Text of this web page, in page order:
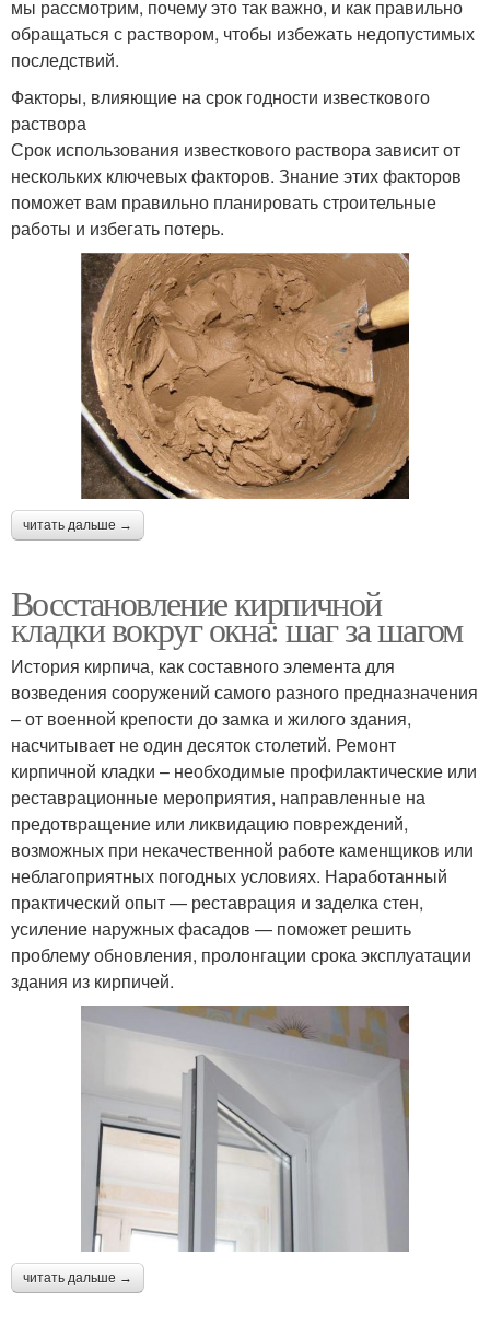
мы рассмотрим, почему это так важно, и как правильно
обращаться с раствором, чтобы избежать недопустимых
последствий.
Факторы, влияющие на срок годности известкового
раствора
Срок использования известкового раствора зависит от
нескольких ключевых факторов. Знание этих факторов
поможет вам правильно планировать строительные
работы и избегать потерь.
читать дальше →
Восстановление кирпичной
кладки вокруг окна: шаг за шагом
История кирпича, как составного элемента для
возведения сооружений самого разного предназначения
– от военной крепости до замка и жилого здания,
насчитывает не один десяток столетий. Ремонт
кирпичной кладки – необходимые профилактические или
реставрационные мероприятия, направленные на
предотвращение или ликвидацию повреждений,
возможных при некачественной работе каменщиков или
неблагоприятных погодных условиях. Наработанный
практический опыт — реставрация и заделка стен,
усиление наружных фасадов — поможет решить
проблему обновления, пролонгации срока эксплуатации
здания из кирпичей.
читать дальше →